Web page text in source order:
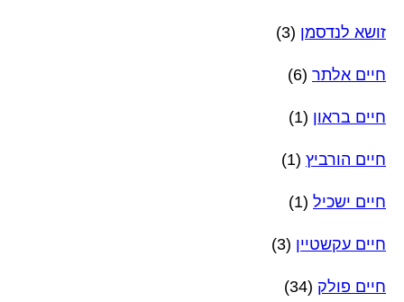
זושא לנדסמן (3)
חיים אלתר (6)
חיים בראון (1)
חיים הורביץ (1)
חיים ישכיל (1)
חיים עקשטיין (3)
חיים פולק (34)